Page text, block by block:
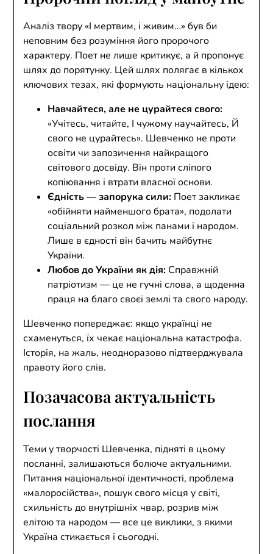
Аналіз твору «І мертвим, і живим…» був би
неповним без розуміння його пророчого
характеру. Поет не лише критикує, а й пропонує
шлях до порятунку. Цей шлях полягає в кількох
ключових тезах, які формують національну ідею:
Навчайтеся, але не цурайтеся свого:
«Учітесь, читайте, І чужому научайтесь, Й
свого не цурайтесь». Шевченко не проти
освіти чи запозичення найкращого
світового досвіду. Він проти сліпого
копіювання і втрати власної основи.
Єдність — запорука сили: Поет закликає
«обійняти найменшого брата», подолати
соціальний розкол між панами і народом.
Лише в єдності він бачить майбутнє
України.
Любов до України як дія: Справжній
патріотизм — це не гучні слова, а щоденна
праця на благо своєї землі та свого народу.
Шевченко попереджає: якщо українці не
схаменуться, їх чекає національна катастрофа.
Історія, на жаль, неодноразово підтверджувала
правоту його слів.
Позачасова актуальність
послання
Теми у творчості Шевченка, підняті в цьому
посланні, залишаються болюче актуальними.
Питання національної ідентичності, проблема
«малоросійства», пошук свого місця у світі,
схильність до внутрішніх чвар, розрив між
елітою та народом — все це виклики, з якими
Україна стикається і сьогодні.